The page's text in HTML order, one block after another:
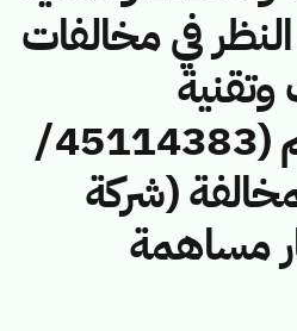
في مخالفات
وتقنية
المعلومات رقم (45114383/
لمخالفة (شركة
مساهمة